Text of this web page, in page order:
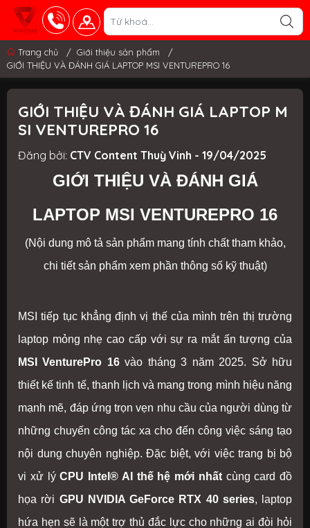
Trang chủ / Giới thiệu sản phẩm
/
GIỚI THIỆU VÀ ĐÁNH GIÁ LAPTOP MSI VENTUREPRO 16
GIỚI THIỆU VÀ ĐÁNH GIÁ LAPTOP M
SI VENTUREPRO 16
Đăng bởi: CTV Content Thuỳ Vinh - 19/04/2025
GIỚI THIỆU VÀ ĐÁNH GIÁ
LAPTOP MSI VENTUREPRO 16
(Nội dung mô tả sản phẩm mang tính chất tham khảo,
chi tiết sản phẩm xem phần thông số kỹ thuật)
MSI tiếp tục khẳng định vị thế của mình trên thị trường
laptop mỏng nhẹ cao cấp với sự ra mắt ấn tượng của
MSI VenturePro 16vào tháng 3 năm 2025. Sở hữu
thiết kế tinh tế, thanh lịch và mang trong mình hiệu năng
mạnh mẽ, đáp ứng trọn vẹn nhu cầu của người dùng từ
những chuyến công tác xa cho đến công việc sáng tạo
nội dung chuyên nghiệp. Đặc biệt, với việc trang bị bộ
vi xử lýCPU Intel® AI thế hệ mới nhấtcùng card đồ
họa rời GPU NVIDIA GeForce RTX 40 series, laptop
hứa hẹn sẽ là một trợ thủ đắc lực cho những ai đòi hỏi